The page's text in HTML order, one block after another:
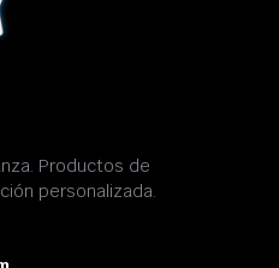
Productos de
personalizada.